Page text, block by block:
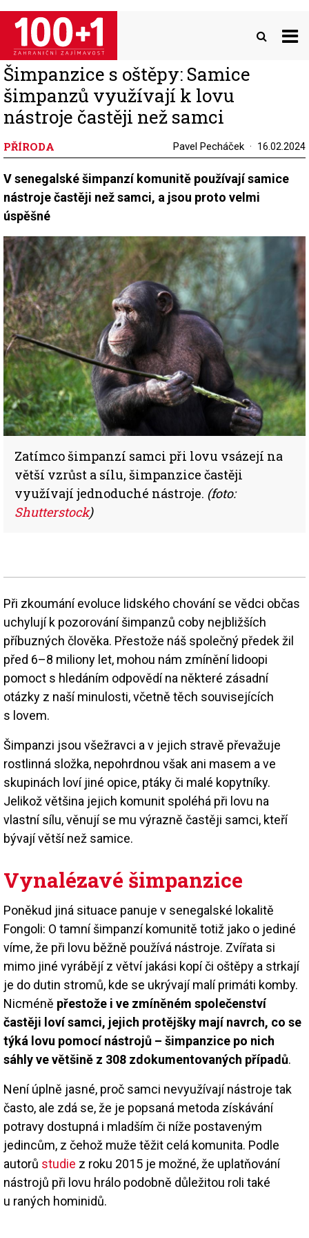
Přejít
hlavnímu
obsahu
Šimpanzice s oštěpy: Samice
šimpanzů využívají k lovu
nástroje častěji než samci
PŘÍRODA Pavel Pecháček 16.02.2024
V senegalské šimpanzí komunitě používají samice
nástroje častěji než samci, a jsou proto velmi
úspěšné
Zatímco šimpanzí samci při lovu vsázejí na
větší vzrůst a sílu, šimpanzice častěji
využívají jednoduché nástroje. (foto:
Shutterstock)
Při zkoumání evoluce lidského chování se vědci občas
uchylují k pozorování šimpanzů coby nejbližších
příbuzných člověka. Přestože náš společný předek žil
před 6–8 miliony let, mohou nám zmínění lidoopi
pomoct s hledáním odpovědí na některé zásadní
otázky z naší minulosti, včetně těch souvisejících
s lovem.
Šimpanzi jsou všežravci a v jejich stravě převažuje
rostlinná složka, nepohrdnou však ani masem a ve
skupinách loví jiné opice, ptáky či malé kopytníky.
Jelikož většina jejich komunit spoléhá při lovu na
vlastní sílu, věnují se mu výrazně častěji samci, kteří
bývají větší než samice.
Vynalézavé šimpanzice
Poněkud jiná situace panuje v senegalské lokalitě
Fongoli: O tamní šimpanzí komunitě totiž jako o jediné
víme, že při lovu běžně používá nástroje. Zvířata si
mimo jiné vyrábějí z větví jakási kopí či oštěpy a strkají
je do dutin stromů, kde se ukrývají malí primáti komby.
Nicméně přestože i ve zmíněném společenství
častěji loví samci, jejich protějšky mají navrch, co se
týká lovu pomocí nástrojů – šimpanzice po nich
sáhly ve většině z 308 zdokumentovaných případů.
Není úplně jasné, proč samci nevyužívají nástroje tak
často, ale zdá se, že je popsaná metoda získávání
potravy dostupná i mladším či níže postaveným
jedincům, z čehož muže těžit celá komunita. Podle
autorů studie z roku 2015 je možné, že uplatňování
nástrojů při lovu hrálo podobně důležitou roli také
u raných hominidů.